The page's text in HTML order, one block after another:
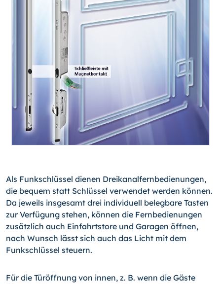
Als Funkschlüssel dienen Dreikanalfernbedienungen,
die bequem statt Schlüssel verwendet werden können.
Da jeweils insgesamt drei individuell belegbare Tasten
zur Verfügung stehen, können die Fernbedienungen
zusätzlich auch Einfahrtstore und Garagen öffnen,
nach Wunsch lässt sich auch das Licht mit dem
Funkschlüssel steuern.
Für die Türöffnung von innen, z. B. wenn die Gäste